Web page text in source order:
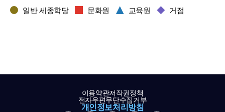
일반 세종학당
문화원 교육원 거점
이용약관저작권정책
전자우편무단수집거부
개인정보처리방침